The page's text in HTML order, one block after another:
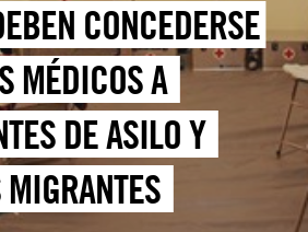
CONCEDERSE
MÉDICOS A
DE ASILO Y